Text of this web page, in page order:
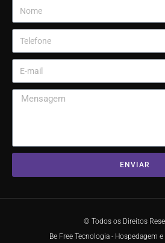
ENVIAR
© Todos os Direitos
Be Free Tecnologia - Hospedagem